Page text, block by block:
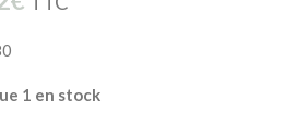
1 en stock